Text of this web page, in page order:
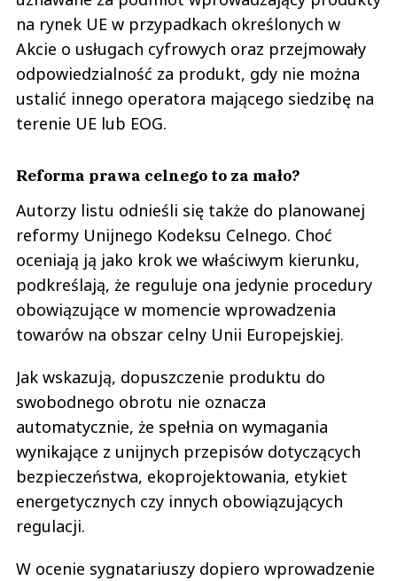
na rynek UE w przypadkach określonych w
Akcie o usługach cyfrowych oraz przejmowały
odpowiedzialność za produkt, gdy nie można
ustalić innego operatora mającego siedzibę na
terenie UE lub EOG.
Reforma prawa celnego to za mało?
Autorzy listu odnieśli się także do planowanej
reformy Unijnego Kodeksu Celnego. Choć
oceniają ją jako krok we właściwym kierunku,
podkreślają, że reguluje ona jedynie procedury
obowiązujące w momencie wprowadzenia
towarów na obszar celny Unii Europejskiej.
Jak wskazują, dopuszczenie produktu do
swobodnego obrotu nie oznacza
automatycznie, że spełnia on wymagania
wynikające z unijnych przepisów dotyczących
bezpieczeństwa, ekoprojektowania, etykiet
energetycznych czy innych obowiązujących
regulacji.
W ocenie sygnatariuszy dopiero wprowadzenie